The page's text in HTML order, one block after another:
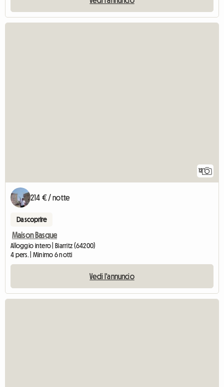
12
214 € / notte
Da scoprire
Maison Basque
Alloggio intero | Biarritz (64200)
4 pers. | Minimo 6 notti
Vedi l'annuncio